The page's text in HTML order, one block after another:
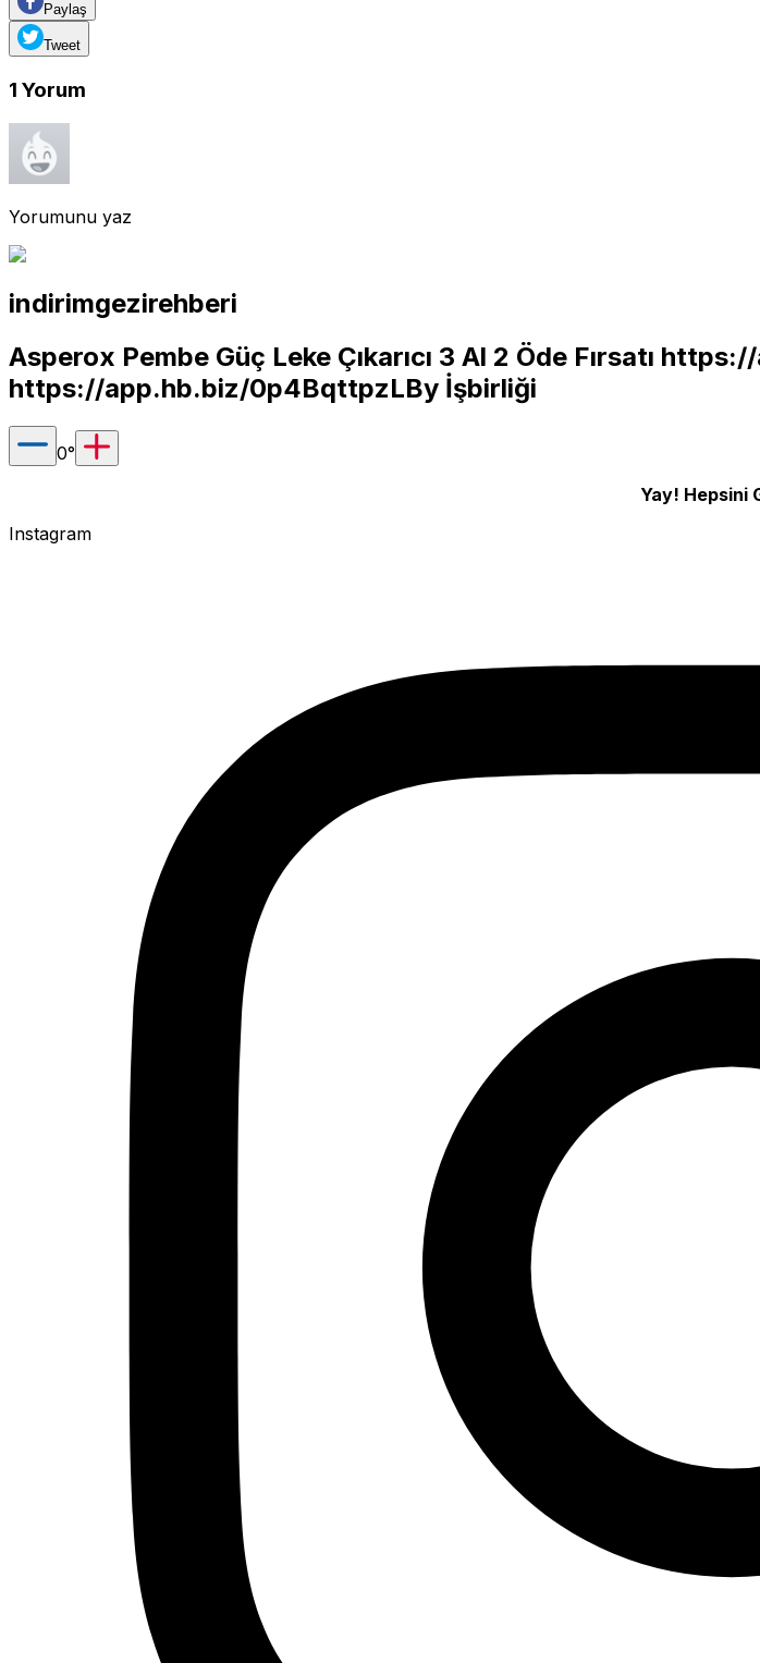
Paylaş
Tweet
1 Yorum
Yorumunu yaz
indirimgezirehberi
Asperox Pembe Güç Leke Çıkarıcı 3 Al 2 Öde Fırsatı https://
https://app.hb.biz/0p4BqttpzLBy İşbirliği
0°
Yay! Hepsini
Instagram